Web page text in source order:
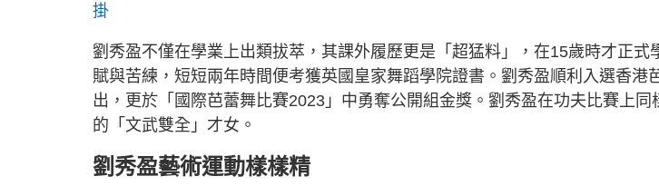
掛
劉秀盈不僅在學業上出類拔萃，其課外履歷更是「超猛料」，在15歲時才正式
賦與苦練，短短兩年時間便考獲英國皇家舞蹈學院證書。劉秀盈順利入選香港
出，更於「國際芭蕾舞比賽2023」中勇奪公開組金獎。劉秀盈在功夫比賽上
的「文武雙全」才女。
劉秀盈藝術運動樣樣精